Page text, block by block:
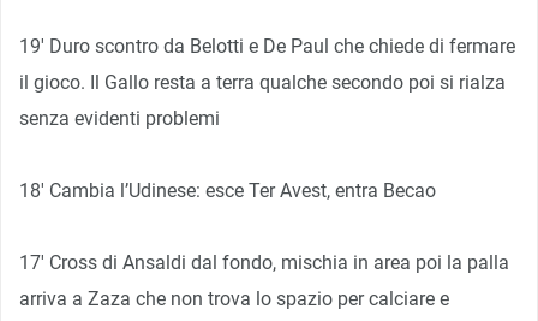
19′ Duro scontro da Belotti e De Paul che chiede di fermare
il gioco. Il Gallo resta a terra qualche secondo poi si rialza
senza evidenti problemi
18′ Cambia l’Udinese: esce Ter Avest, entra Becao
17′ Cross di Ansaldi dal fondo, mischia in area poi la palla
arriva a Zaza che non trova lo spazio per calciare e